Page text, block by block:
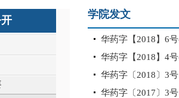
学院发文
华药字【2018】6
华药字【2018】4
华药字〔2018〕3
华药字〔2017〕3